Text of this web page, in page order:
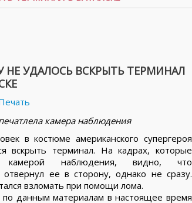
НЕ УДАЛОСЬ ВСКРЫТЬ ТЕРМИНАЛ
камера наблюдения
в костюме американского супергероя
вскрыть терминал. На кадрах, которые
наблюдения, видно, что
ее в сторону, однако не сразу.
взломать при помощи лома.
по данным материалам в настоящее время